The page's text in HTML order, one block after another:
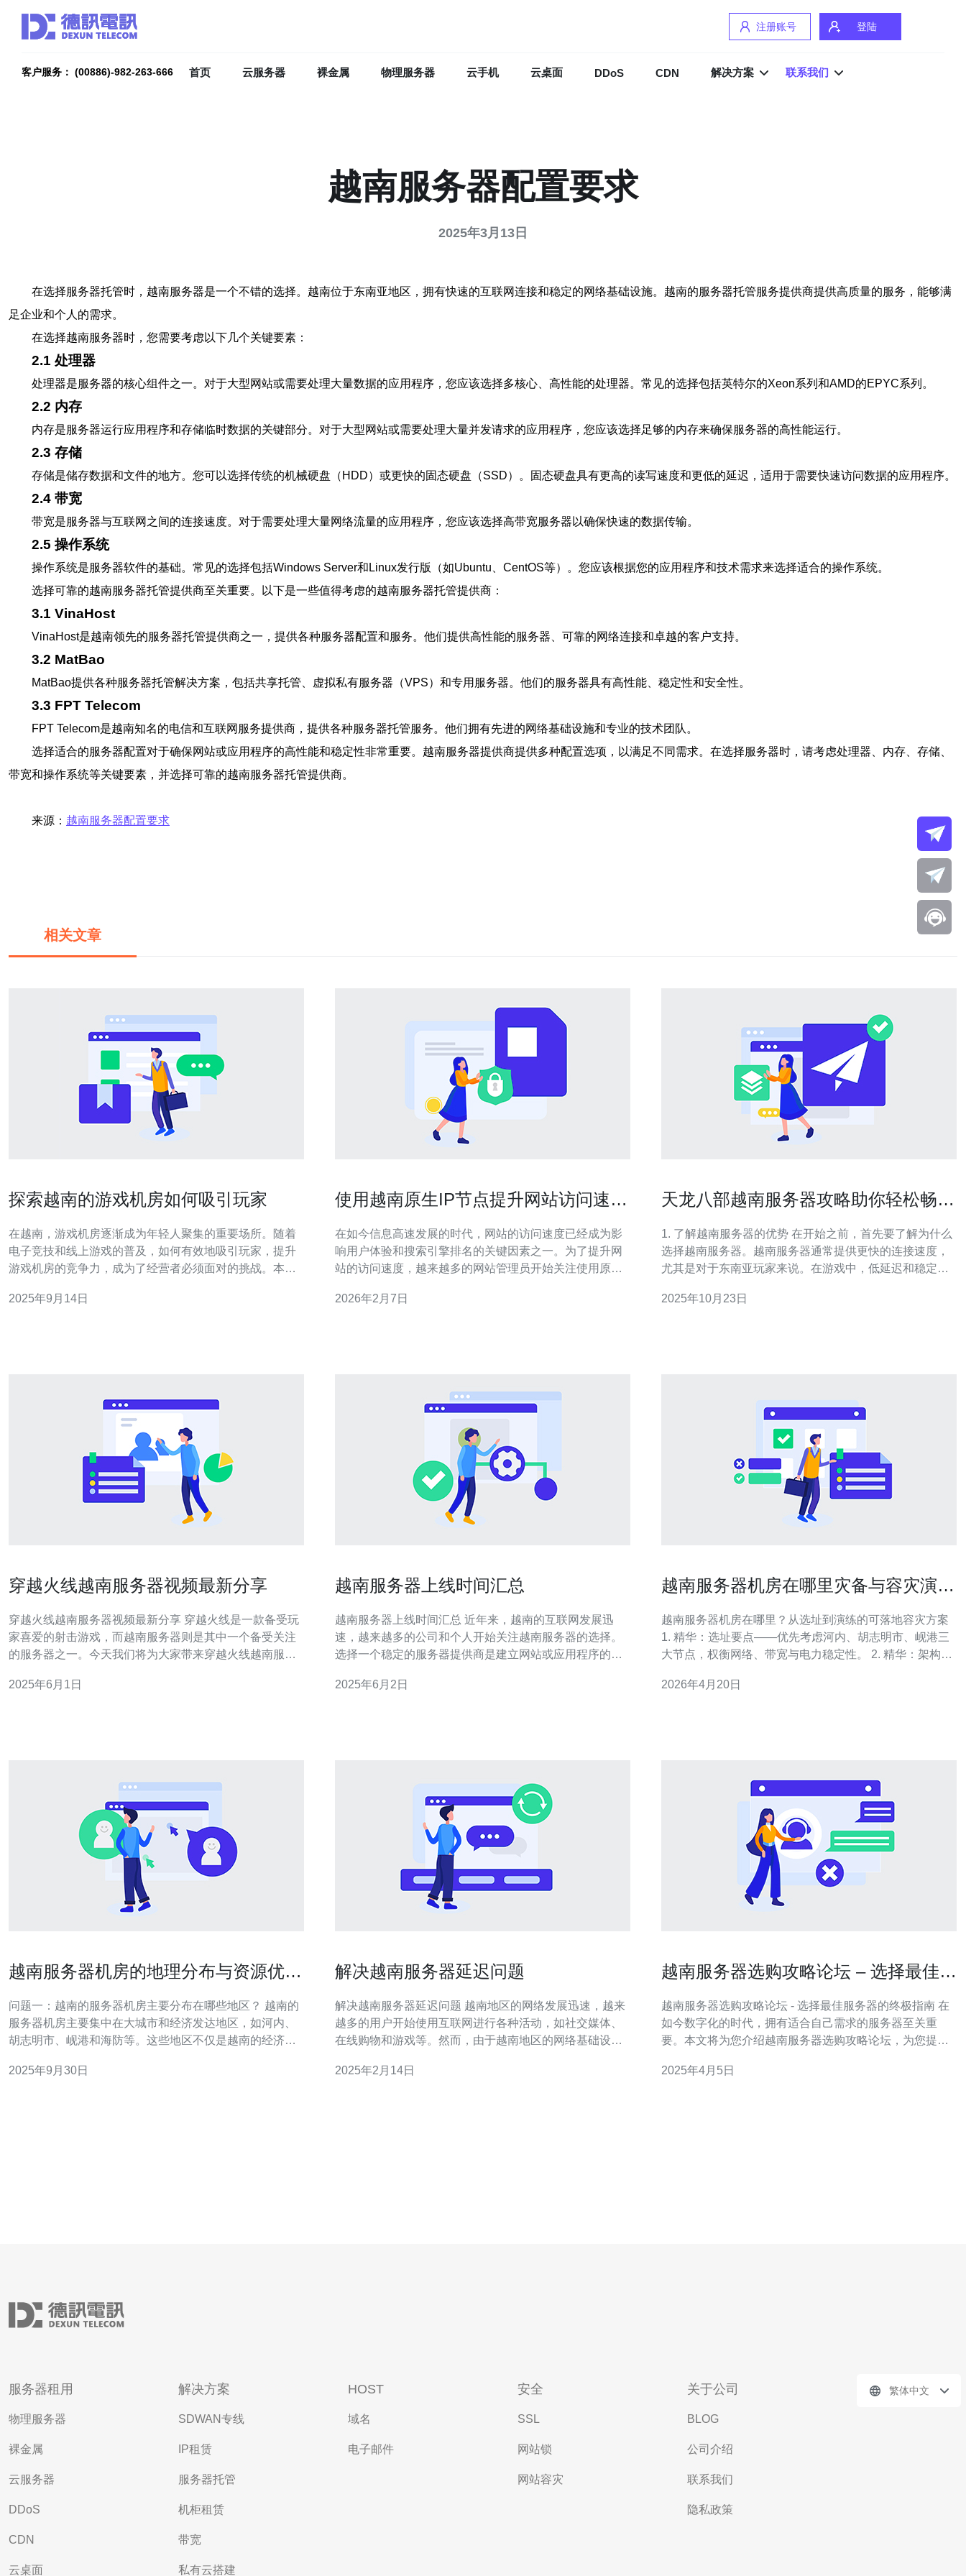
注册账号 登陆
客户服务： (00886)-982-263-666 首页 云服务器 裸金属 物理服务器 云手机 云桌面 DDoS CDN 解决方案 联系我们
越南服务器配置要求
2025年3月13日
在选择服务器托管时，越南服务器是一个不错的选择。越南位于东南亚地区，拥有快速的互联网连接和稳定的网络基础设施。越南的服务器托管服务提供商提供高质量的服务，能够满
足企业和个人的需求。
在选择越南服务器时，您需要考虑以下几个关键要素：
2.1 处理器
处理器是服务器的核心组件之一。对于大型网站或需要处理大量数据的应用程序，您应该选择多核心、高性能的处理器。常见的选择包括英特尔的Xeon系列和AMD的EPYC系列。
2.2 内存
内存是服务器运行应用程序和存储临时数据的关键部分。对于大型网站或需要处理大量并发请求的应用程序，您应该选择足够的内存来确保服务器的高性能运行。
2.3 存储
存储是储存数据和文件的地方。您可以选择传统的机械硬盘（HDD）或更快的固态硬盘（SSD）。固态硬盘具有更高的读写速度和更低的延迟，适用于需要快速访问数据的应用程序。
2.4 带宽
带宽是服务器与互联网之间的连接速度。对于需要处理大量网络流量的应用程序，您应该选择高带宽服务器以确保快速的数据传输。
2.5 操作系统
操作系统是服务器软件的基础。常见的选择包括Windows Server和Linux发行版（如Ubuntu、CentOS等）。您应该根据您的应用程序和技术需求来选择适合的操作系统。
选择可靠的越南服务器托管提供商至关重要。以下是一些值得考虑的越南服务器托管提供商：
3.1 VinaHost
VinaHost是越南领先的服务器托管提供商之一，提供各种服务器配置和服务。他们提供高性能的服务器、可靠的网络连接和卓越的客户支持。
3.2 MatBao
MatBao提供各种服务器托管解决方案，包括共享托管、虚拟私有服务器（VPS）和专用服务器。他们的服务器具有高性能、稳定性和安全性。
3.3 FPT Telecom
FPT Telecom是越南知名的电信和互联网服务提供商，提供各种服务器托管服务。他们拥有先进的网络基础设施和专业的技术团队。
选择适合的服务器配置对于确保网站或应用程序的高性能和稳定性非常重要。越南服务器提供商提供多种配置选项，以满足不同需求。在选择服务器时，请考虑处理器、内存、存储、
带宽和操作系统等关键要素，并选择可靠的越南服务器托管提供商。
来源： 越南服务器配置要求
相关文章
探索越南的游戏机房如何吸引玩家
在越南，游戏机房逐渐成为年轻人聚集的重要场所。随着
电子竞技和线上游戏的普及，如何有效地吸引玩家，提升
游戏机房的竞争力，成为了经营者必须面对的挑战。本文
略来吸引更多玩家。 本文将按照以下结构进行详细讲解：
2025年9月14日
使用越南原生IP节点提升网站访问速度
在如今信息高速发展的时代，网站的访问速度已经成为影
响用户体验和搜索引擎排名的关键因素之一。为了提升网
站的访问速度，越来越多的网站管理员开始关注使用原生
网络架构，成为了一个值得考虑的选项。 首先，让我们了
2026年2月7日
天龙八部越南服务器攻略助你轻松畅玩
1. 了解越南服务器的优势 在开始之前，首先要了解为什么
选择越南服务器。越南服务器通常提供更快的连接速度，
尤其是对于东南亚玩家来说。在游戏中，低延迟和稳定的
玩家可以享受到更流畅的游戏体验，减少卡顿和延迟现
2025年10月23日
穿越火线越南服务器视频最新分享
穿越火线越南服务器视频最新分享 穿越火线是一款备受玩
家喜爱的射击游戏，而越南服务器则是其中一个备受关注
的服务器之一。今天我们将为大家带来穿越火线越南服务
法。 在这次的视频分享中，我们将展示越南服务器上独特
2025年6月1日
越南服务器上线时间汇总
越南服务器上线时间汇总 近年来，越南的互联网发展迅
速，越来越多的公司和个人开始关注越南服务器的选择。
选择一个稳定的服务器提供商是建立网站或应用程序的第
助您做出明智的选择。 越南有许多知名的服务器提供商，
2025年6月2日
越南服务器机房在哪里灾备与容灾演练
越南服务器机房在哪里？从选址到演练的可落地容灾方案
1. 精华：选址要点——优先考虑河内、胡志明市、岘港三
大节点，权衡网络、带宽与电力稳定性。 2. 精华：架构要
RTO/RPO并用自动化演练保障达成。 3. 精华：演练要点
2026年4月20日
越南服务器机房的地理分布与资源优势
问题一：越南的服务器机房主要分布在哪些地区？ 越南的
服务器机房主要集中在大城市和经济发达地区，如河内、
胡志明市、岘港和海防等。这些地区不仅是越南的经济中
济活跃和基础设施完善，成为了最大的服务器机房集聚
2025年9月30日
解决越南服务器延迟问题
解决越南服务器延迟问题 越南地区的网络发展迅速，越来
越多的用户开始使用互联网进行各种活动，如社交媒体、
在线购物和游戏等。然而，由于越南地区的网络基础设施
在使用网络服务时经常遇到延迟高、加载速度慢的情况，
2025年2月14日
越南服务器选购攻略论坛 – 选择最佳服
越南服务器选购攻略论坛 - 选择最佳服务器的终极指南 在
如今数字化的时代，拥有适合自己需求的服务器至关重
要。本文将为您介绍越南服务器选购攻略论坛，为您提供
一个专注于讨论越南服务器选购的在线社区。论坛汇集了
2025年4月5日
服务器租用
物理服务器
裸金属
云服务器
DDoS
CDN
云桌面
解决方案
SDWAN专线
IP租赁
服务器托管
机柜租赁
带宽
私有云搭建
HOST
域名
电子邮件
安全
SSL
网站锁
网站容灾
关于公司
BLOG
公司介绍
联系我们
隐私政策
繁体中文